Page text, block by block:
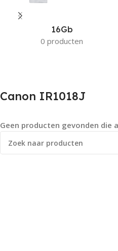
16Gb
0 producten
Canon IR1018J
Geen producten gevonden die